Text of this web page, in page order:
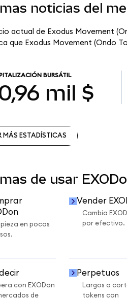
noticias del
actual de Exodus Movement
que Exodus Movement (Ondo
BURSÁTIL
mil $
MÁS ESTADÍSTICAS
de usar
en pocos
Vender
Cambia
por efectivo.
con EXODon
de
Perpetuos
Largos o
tokens con